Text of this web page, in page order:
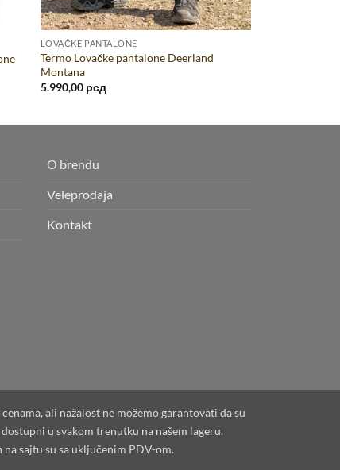
LOVAČKE PANTALONE
Termo Lovačke pantalone Deerland
Montana
5.990,00 рсд
O brendu
Veleprodaja
Kontakt
ali nažalost ne možemo garantovati da su
u svakom trenutku na našem lageru.
sajtu su sa uključenim PDV-om.